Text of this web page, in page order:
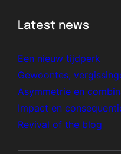
Latest news
Een nieuw tijdperk
Gewoontes,
Asymmetrie en
Impact en
Revival of the blog